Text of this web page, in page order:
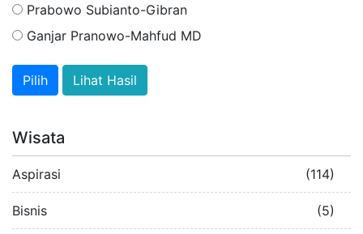
Prabowo Subianto-Gibran
Ganjar Pranowo-Mahfud MD
Lihat Hasil
Wisata
Aspirasi (114)
Bisnis (5)